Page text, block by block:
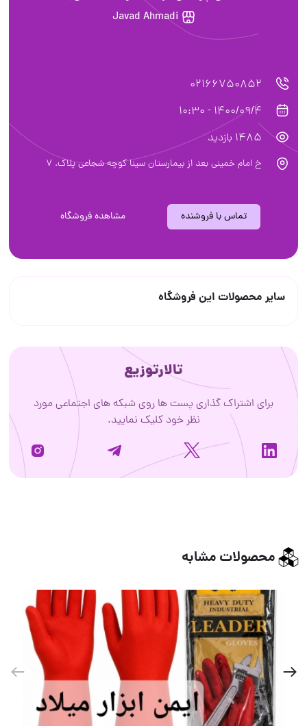
Javad Ahmadi
02166750852
1400/09/4 - 10:30
1485 بازدید
خ امام خميني بعد از بيمارستان سينا كوچه شجاعي پلاك. 7
تماس با فروشنده مشاهده فروشگاه
سایر محصولات این فروشگاه
تالارتوزیع
برای اشتراک گذاری پست ها روی شبکه های اجتماعی مورد
نظر خود کلیک نمایید.
محصولات مشابه